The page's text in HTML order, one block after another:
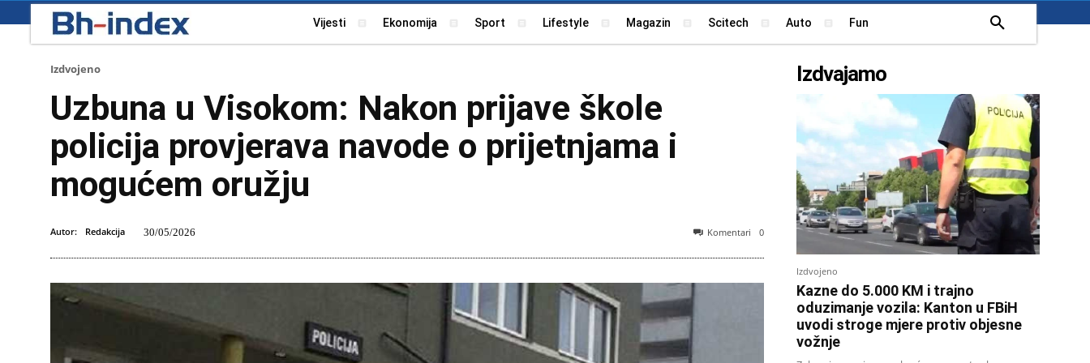
Vijesti Ekonomija Sport Lifestyle Magazin Scitech Auto Fun
Izdvojeno
Uzbuna u Visokom: Nakon prijave škole
policija provjerava navode o prijetnjama i
mogućem oružju
Autor: Redakcija 30/05/2026 Komentari 0
Izdvajamo
Izdvojeno
Kazne do 5.000 KM i trajno
oduzimanje vozila: Kanton u FBiH
uvodi stroge mjere protiv objesne
vožnje